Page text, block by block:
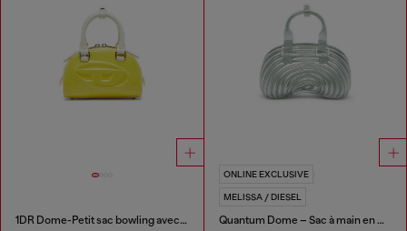
1DR Dome-Petit sac bowling avec effet naplak
ONLINE EXCLUSIVE
MELISSA / DIESEL
Quantum Dome – Sac à main en Melflex®